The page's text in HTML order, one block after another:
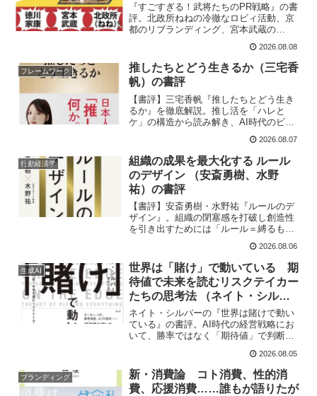
『すごすぎる！武将たちのPR戦略』の書
評。北政所ねねの冷徹なロビィ活動、京
都のリブランディング、宮本武蔵の
く「見える化」を駆使したPR術をAI時代
の経営戦略にどう活かすか徹底解説。
2026.08.08
フレームワーク
推したちとどう生きるか（三宅香
帆）の書評
【書評】三宅香帆『推したちとどう生き
るか』を徹底解説。推し活を「ハレと
ケ」の構造から読み解き、AI時代のビジ
を徳本昌大が考察します。SNSの同調圧
力に騙されず、自分の言葉で判断の質を
上げるためのヒントが満載。仕事や人生
のヒントに。（139文字）
2026.08.07
行動経済学
組織の成果を最大化する ルール
のデザイン （安斎勇樹、水野
祐）の書評
【書評】安斎勇樹・水野祐『ルールのデ
ザイン』。組織の閉塞感を打破し創造性
を引き出すためには「ルール＝縛るも
す。組織のOSを書き換え、経営の意志と
現場の声を循環させる仕組み作りから、
AI時代に求められる意思決定の質向上ま
で実践的経営戦略を徹底解説します。
2026.08.06
生成AI
世界は「賭け」で動いている 期
待値で未来を読むリスクテイカー
たちの思考法 （ネイト・シルバ
ー）の書評
ネイト・シルバーの『世界は賭けで動い
ている』の書評。AI時代の経営戦略にお
いて、勝率ではなく「期待値」で判断す
の限界や倫理的課題も指摘し、思い込み
に騙されず実務に活かすための構造的思
考と意思決定の極意に迫ります。
2026.08.05
ブランディング
新・消費論 コト消費、性的消
費、応援消費……誰もが語りたが